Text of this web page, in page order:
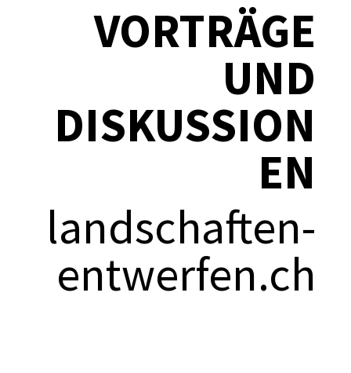
VORTRÄGE
UND
DISKUSSION
EN
landschaften-
entwerfen.ch